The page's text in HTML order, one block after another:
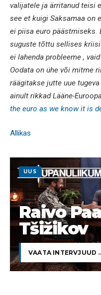
valijatele ja ärritanud teisi
see et kuigi Saksamaa
ei piisa euro päästmiseks.
suguste tõttu sellises
ei lahenda probleeme ,
Oodata on ühe või mitme
räägitakse jutte uue
ainult rikkad Lääne-
the euro as we know it is
Allikas
UUS
Raivo
Tšižikov
VAATA INTERVJUUD